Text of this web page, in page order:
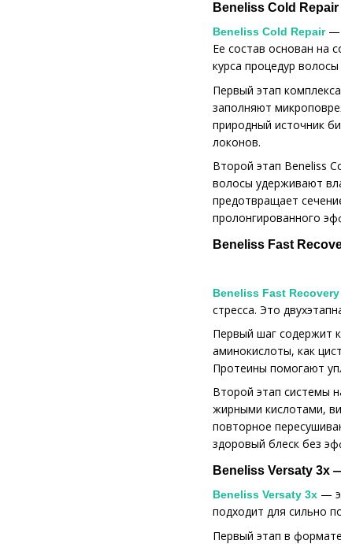
Beneliss Cold
Beneliss Cold Repair—
Ее состав основан на
курса процедур
Первый этап
заполняют
природный источник
локонов.
Второй этап Beneliss
волосы удерживают
предотвращает
пролонгированного
Beneliss Fast
Beneliss Fast
стресса. Это
Первый шаг содержит
аминокислоты, как
Протеины помогают
Второй этап системы
жирными кислотами,
повторное
здоровый блеск без
Beneliss Versaty 3x
Beneliss Versaty 3x —
подходит для сильно
Первый этап в